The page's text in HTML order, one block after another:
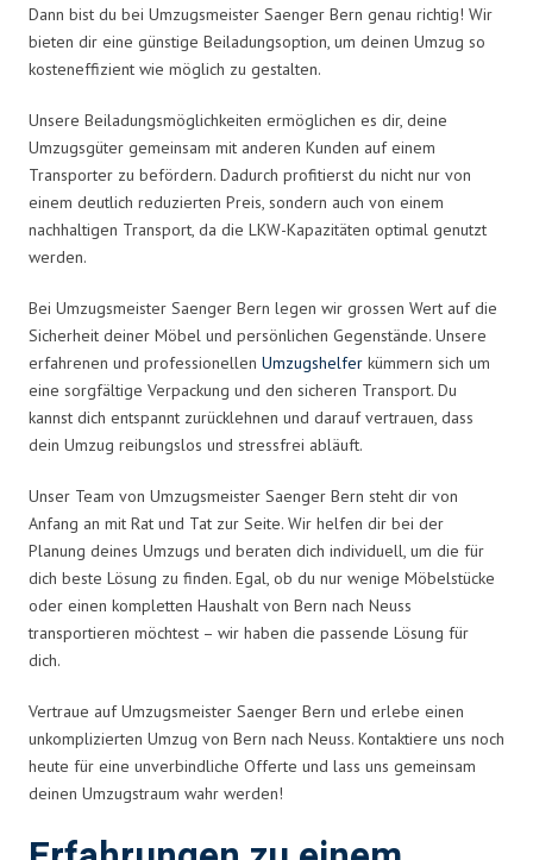
Dann bist du bei Umzugsmeister Saenger Bern genau richtig! Wir
bieten dir eine günstige Beiladungsoption, um deinen Umzug so
kosteneffizient wie möglich zu gestalten.
Unsere Beiladungsmöglichkeiten ermöglichen es dir, deine
Umzugsgüter gemeinsam mit anderen Kunden auf einem
Transporter zu befördern. Dadurch profitierst du nicht nur von
einem deutlich reduzierten Preis, sondern auch von einem
nachhaltigen Transport, da die LKW-Kapazitäten optimal genutzt
werden.
Bei Umzugsmeister Saenger Bern legen wir grossen Wert auf die
Sicherheit deiner Möbel und persönlichen Gegenstände. Unsere
erfahrenen und professionellen Umzugshelfer kümmern sich um
eine sorgfältige Verpackung und den sicheren Transport. Du
kannst dich entspannt zurücklehnen und darauf vertrauen, dass
dein Umzug reibungslos und stressfrei abläuft.
Unser Team von Umzugsmeister Saenger Bern steht dir von
Anfang an mit Rat und Tat zur Seite. Wir helfen dir bei der
Planung deines Umzugs und beraten dich individuell, um die für
dich beste Lösung zu finden. Egal, ob du nur wenige Möbelstücke
oder einen kompletten Haushalt von Bern nach Neuss
transportieren möchtest – wir haben die passende Lösung für
dich.
Vertraue auf Umzugsmeister Saenger Bern und erlebe einen
unkomplizierten Umzug von Bern nach Neuss. Kontaktiere uns noch
heute für eine unverbindliche Offerte und lass uns gemeinsam
deinen Umzugstraum wahr werden!